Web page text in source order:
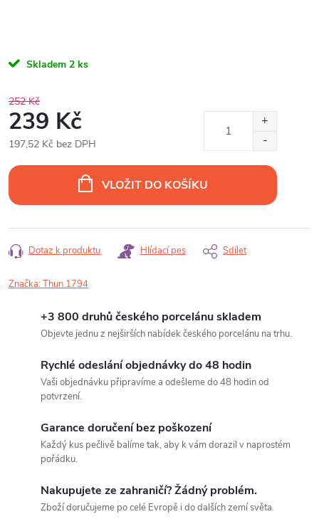
Skladem 2 ks
252 Kč
239 Kč
197,52 Kč bez DPH
cena:
VLOŽIT DO KOŠÍKU
Dotaz k produktu Hlídací pes Sdílet
Značka:Thun 1794
+3 800 druhů českého porcelánu skladem
Objevte jednu z nejširších nabídek českého porcelánu na trhu.
Rychlé odeslání objednávky do 48 hodin
Vaši objednávku připravíme a odešleme do 48 hodin od
potvrzení.
Garance doručení bez poškození
Každý kus pečlivě balíme tak, aby k vám dorazil v naprostém
pořádku.
Nakupujete ze zahraničí? Žádný problém.
Zboží doručujeme po celé Evropě i do dalších zemí světa.